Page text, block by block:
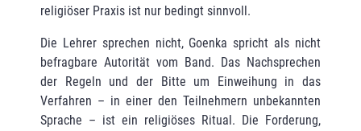
religiöser Praxis ist nur bedingt sinnvoll.
Die Lehrer sprechen nicht, Goenka spricht als nicht
befragbare Autorität vom Band. Das Nachsprechen
der Regeln und der Bitte um Einweihung in das
Verfahren – in einer den Teil­nehmern unbekannten
Sprache – ist ein religiöses Ritual. Die Forderung,